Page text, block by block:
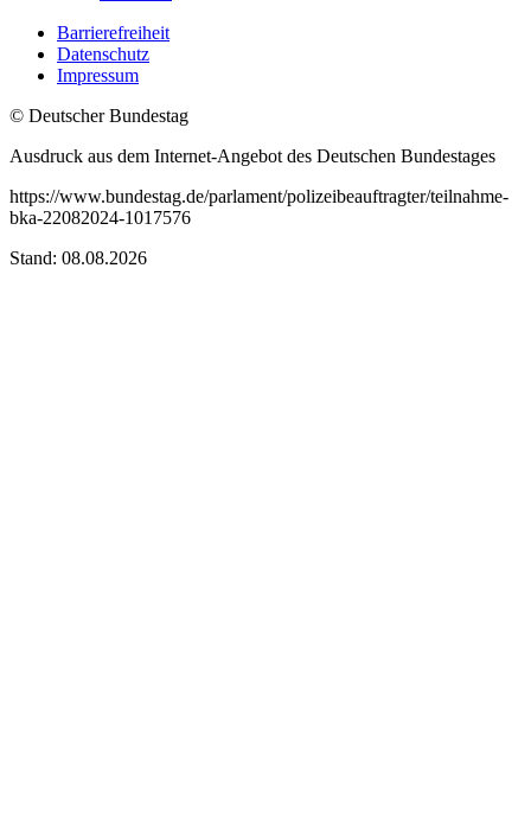
Barrierefreiheit
Datenschutz
Impressum
© Deutscher Bundestag
Ausdruck aus dem Internet-Angebot des Deutschen Bundestages
https://www.bundestag.de/parlament/polizeibeauftragter/teilnahme-
bka-22082024-1017576
Stand: 08.08.2026